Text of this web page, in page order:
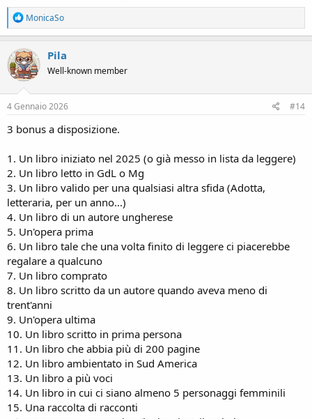
R
e
a
c
t
i
o
n
s
MonicaSo
Pila
Well-known member
4 Gennaio 2026 #14
3 bonus a disposizione.
1. Un libro iniziato nel 2025 (o già messo in lista da leggere)
2. Un libro letto in GdL o Mg
3. Un libro valido per una qualsiasi altra sfida (Adotta,
letteraria, per un anno...)
4. Un libro di un autore ungherese
5. Un'opera prima
6. Un libro tale che una volta finito di leggere ci piacerebbe
regalare a qualcuno
7. Un libro comprato
8. Un libro scritto da un autore quando aveva meno di
trent'anni
9. Un'opera ultima
10. Un libro scritto in prima persona
11. Un libro che abbia più di 200 pagine
12. Un libro ambientato in Sud America
13. Un libro a più voci
14. Un libro in cui ci siano almeno 5 personaggi femminili
15. Una raccolta di racconti